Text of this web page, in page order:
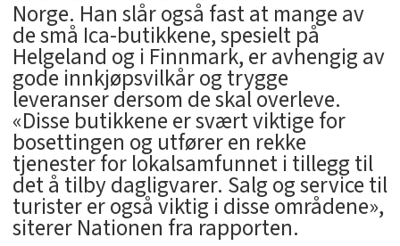
Norge. Han slår også fast at mange av
de små Ica-butikkene, spesielt på
Helgeland og i Finnmark, er avhengig av
gode innkjøpsvilkår og trygge
leveranser dersom de skal overleve.
«Disse butikkene er svært viktige for
bosettingen og utfører en rekke
tjenester for lokalsamfunnet i tillegg til
det å tilby dagligvarer. Salg og service til
turister er også viktig i disse områdene»,
siterer Nationen fra rapporten.